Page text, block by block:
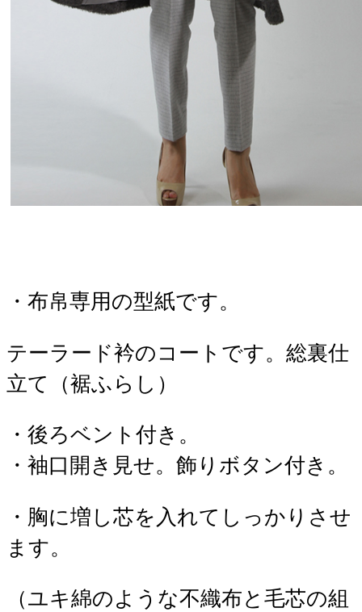
・布帛専用の型紙です。
テーラード衿のコートです。総裏仕
立て（裾ふらし）
・後ろベント付き。
・袖口開き見せ。飾りボタン付き。
・胸に増し芯を入れてしっかりさせ
ます。
（ユキ綿のような不織布と毛芯の組